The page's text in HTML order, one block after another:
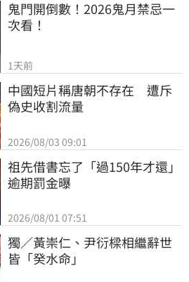
鬼門開倒數！2026鬼月禁忌一
次看！
1天前
中國短片稱唐朝不存在　遭斥
偽史收割流量
2026/08/03 09:01
祖先借書忘了「過150年才還」
逾期罰金曝
2026/08/01 07:51
獨／黃崇仁、尹衍樑相繼辭世
皆「癸水命」